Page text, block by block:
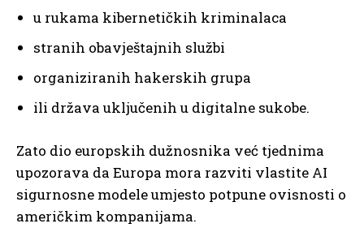
u rukama kibernetičkih kriminalaca
stranih obavještajnih službi
organiziranih hakerskih grupa
ili država uključenih u digitalne sukobe.
Zato dio europskih dužnosnika već tjednima
upozorava da Europa mora razviti vlastite AI
sigurnosne modele umjesto potpune ovisnosti o
američkim kompanijama.